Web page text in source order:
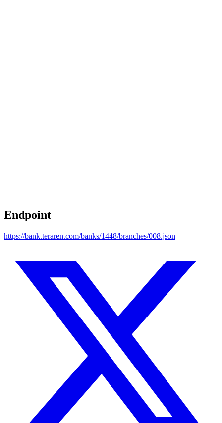
Endpoint
https://bank.teraren.com/banks/1448/branches/008.json